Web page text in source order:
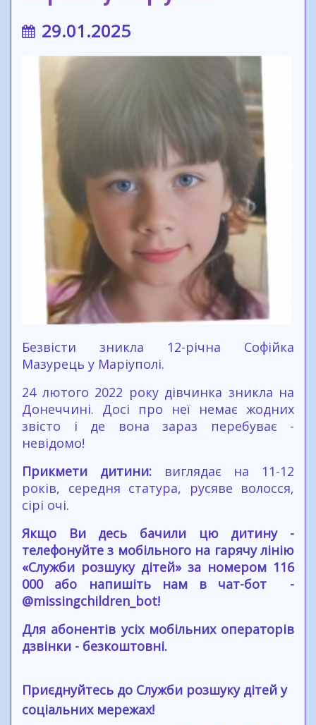
29.01.2025
Безвісти зникла 12-річна Софійка
Мазурець у Маріуполі.
24 лютого 2022 року дівчинка зникла на
Донеччині. Досі про неї немає жодних
звісто і де вона зараз перебуває -
невідомо!
Прикмети дитини:виглядає на 11-12
років, середня статура, русяве волосся,
сірі очі.
Якщо Ви десь бачили цю дитину -
телефонуйте з мобільного на гарячу лінію
«Служби розшуку дітей» за номером 116
000 або напишіть нам в чат-бот -
@missingchildren_bot!
Для абонентів усіх мобільних операторів
дзвінки - безкоштовні.
Приєднуйтесь до Служби розшуку дітей у
соціальних мережах!